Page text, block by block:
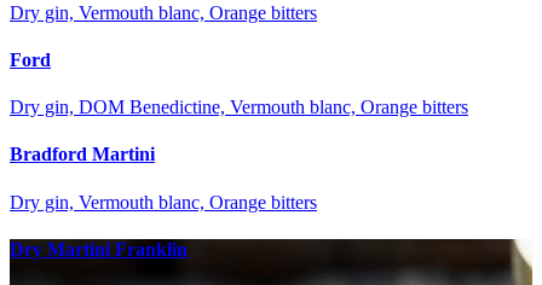
Dry gin, Vermouth blanc, Orange bitters
Ford
Dry gin, DOM Benedictine, Vermouth blanc, Orange bitters
Bradford Martini
Dry gin, Vermouth blanc, Orange bitters
Dry Martini Franklin